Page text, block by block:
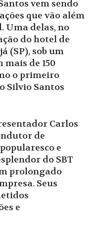
vem sendo
que vão além
Uma delas, no
do hotel de
(SP), sob um
de 150
o primeiro
Silvio Santos
Carlos
de
e
do SBT
prolongado
Seus
e